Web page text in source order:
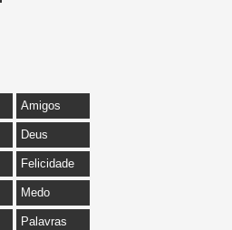
Amigos
Deus
Felicidade
Medo
Palavras